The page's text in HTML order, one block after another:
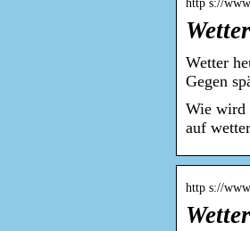
http s://
Wetter
Gegen
Wie wird
auf
http s://